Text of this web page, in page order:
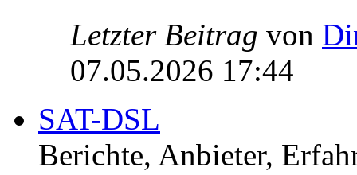
Letzter Beitrag von
07.05.2026 17:44
SAT-DSL
Berichte, Anbieter,